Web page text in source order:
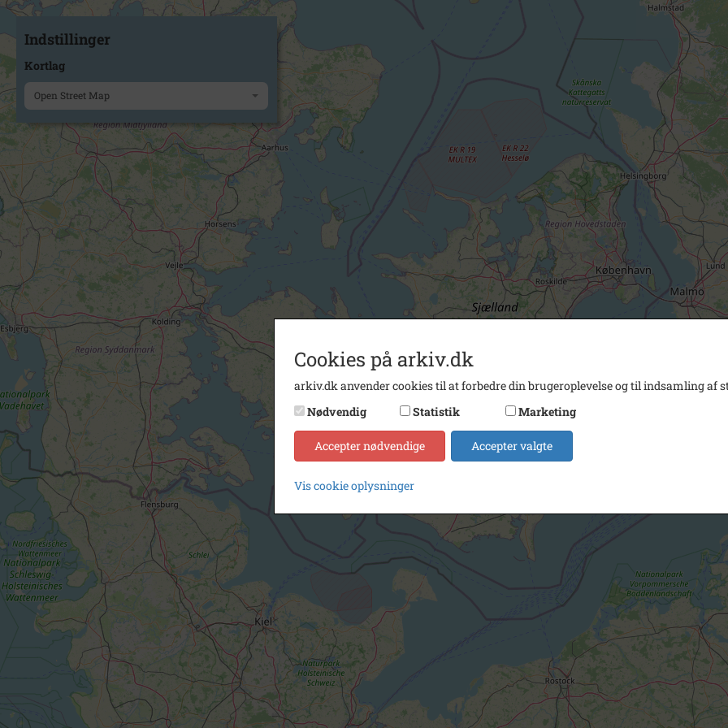
Indstillinger
Kortlag
Open Street Map
Cookies på arkiv.dk
arkiv.dk anvender cookies til at forbedre din brugeroplevelse og til indsamling af
Nødvendig
Statistik Marketing
Accepter nødvendige Accepter valgte
Vis cookie oplysninger